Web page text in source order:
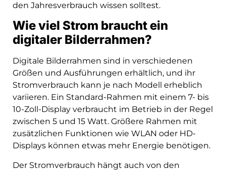
den Jahresverbrauch wissen solltest.
Wie viel Strom braucht ein
digitaler Bilderrahmen?
Digitale Bilderrahmen sind in verschiedenen
Größen und Ausführungen erhältlich, und ihr
Stromverbrauch kann je nach Modell erheblich
variieren. Ein Standard-Rahmen mit einem 7- bis
10-Zoll-Display verbraucht im Betrieb in der Regel
zwischen 5 und 15 Watt. Größere Rahmen mit
zusätzlichen Funktionen wie WLAN oder HD-
Displays können etwas mehr Energie benötigen.
Der Stromverbrauch hängt auch von den